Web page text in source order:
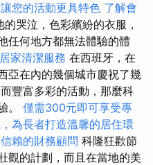
您的活動更具特色 了解會
的哭泣，色彩繽紛的衣服，
任何地方都無法體驗的體
家清潔服務 在西班牙，在
亞在內的幾個城市慶祝了幾
豐富多彩的活動，那麼科
。 僅需300元即可享受專
為長者打造溫馨的居住環
賴的財務顧問 科隆狂歡節
觀的計劃，而且在當地的美